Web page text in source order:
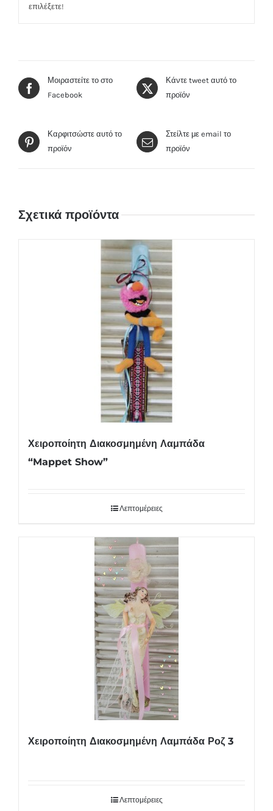
επιλέξετε!
Μοιραστείτε το στο
Facebook
Κάντε tweet αυτό το
προϊόν
Καρφιτσώστε αυτό το
προϊόν
Στείλτε με email το
προϊόν
Σχετικά προϊόντα
Χειροποίητη Διακοσμημένη Λαμπάδα
“Mappet Show”
Λεπτομέρειες
Χειροποίητη Διακοσμημένη Λαμπάδα Ροζ 3
Λεπτομέρειες